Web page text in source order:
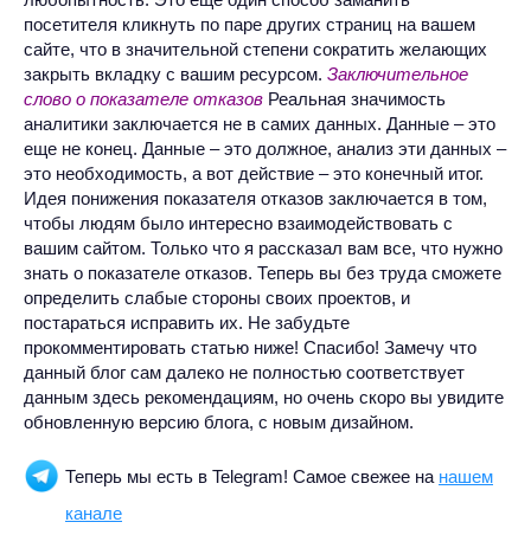
посетителя кликнуть по паре других страниц на вашем
сайте, что в значительной степени сократить желающих
закрыть вкладку с вашим ресурсом. Заключительное
слово о показателе отказов Реальная значимость
аналитики заключается не в самих данных. Данные – это
еще не конец. Данные – это должное, анализ эти данных –
это необходимость, а вот действие – это конечный итог.
Идея понижения показателя отказов заключается в том,
чтобы людям было интересно взаимодействовать с
вашим сайтом. Только что я рассказал вам все, что нужно
знать о показателе отказов. Теперь вы без труда сможете
определить слабые стороны своих проектов, и
постараться исправить их. Не забудьте
прокомментировать статью ниже! Спасибо! Замечу что
данный блог сам далеко не полностью соответствует
данным здесь рекомендациям, но очень скоро вы увидите
обновленную версию блога, с новым дизайном.
Теперь мы есть в Telegram! Самое свежее на нашем
канале